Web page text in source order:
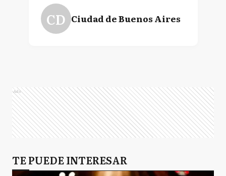
CD Ciudad de Buenos Aires
Ads
TE PUEDE INTERESAR